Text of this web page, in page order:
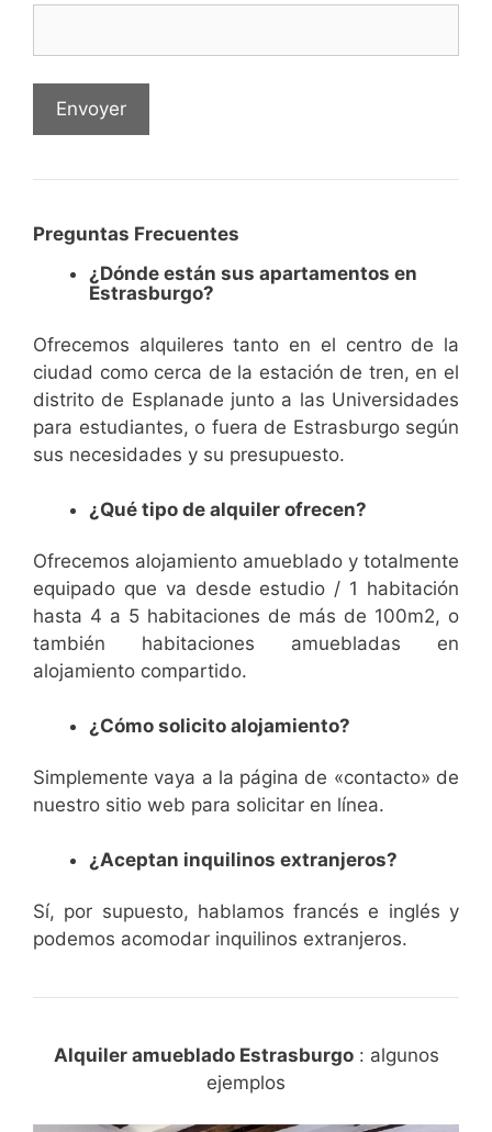
Preguntas Frecuentes
¿Dónde están sus apartamentos en
Estrasburgo?
Ofrecemos alquileres tanto en el centro de la
ciudad como cerca de la estación de tren, en el
distrito de Esplanade junto a las Universidades
para estudiantes, o fuera de Estrasburgo según
sus necesidades y su presupuesto.
¿Qué tipo de alquiler ofrecen?
Ofrecemos alojamiento amueblado y totalmente
equipado que va desde estudio / 1 habitación
hasta 4 a 5 habitaciones de más de 100m2, o
también habitaciones amuebladas en
alojamiento compartido.
¿Cómo solicito alojamiento?
Simplemente vaya a la página de «contacto» de
nuestro sitio web para solicitar en línea.
¿Aceptan inquilinos extranjeros?
Sí, por supuesto, hablamos francés e inglés y
podemos acomodar inquilinos extranjeros.
Alquiler amueblado Estrasburgo: algunos
ejemplos